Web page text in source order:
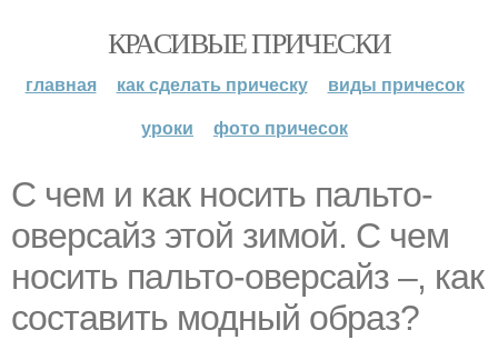
КРАСИВЫЕ ПРИЧЕСКИ
главная как сделать прическу
виды причесок
уроки
фото причесок
С чем и как носить пальто-
оверсайз этой зимой. С чем
носить пальто-оверсайз –, как
составить модный образ?